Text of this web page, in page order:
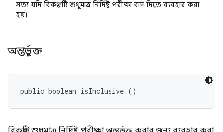
সত্য যদি বিকল্পটি শুধুমাত্র নির্দিষ্ট পরীক্ষা বাদ দিতে ব্যবহার করা
হয়।
অন্তর্ভুক্ত
public boolean isInclusive ()